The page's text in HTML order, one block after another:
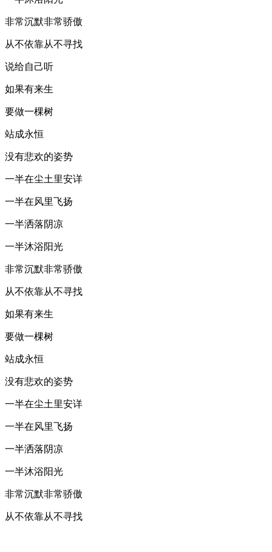
非常沉默非常骄傲
从不依靠从不寻找
说给自己听
如果有来生
要做一棵树
站成永恒
没有悲欢的姿势
一半在尘土里安详
一半在风里飞扬
一半洒落阴凉
一半沐浴阳光
非常沉默非常骄傲
从不依靠从不寻找
如果有来生
要做一棵树
站成永恒
没有悲欢的姿势
一半在尘土里安详
一半在风里飞扬
一半洒落阴凉
一半沐浴阳光
非常沉默非常骄傲
从不依靠从不寻找